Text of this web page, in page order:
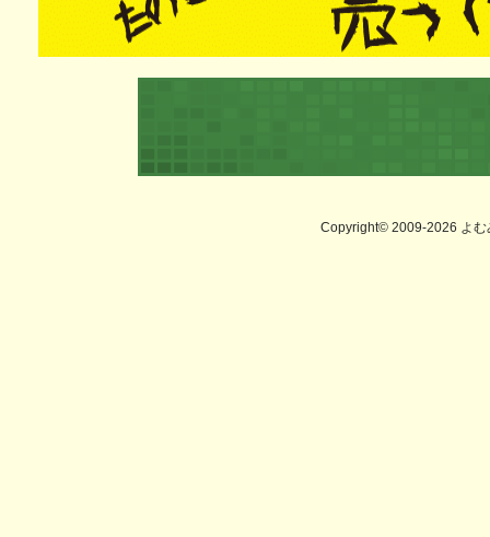
Copyright© 2009-2026 よ